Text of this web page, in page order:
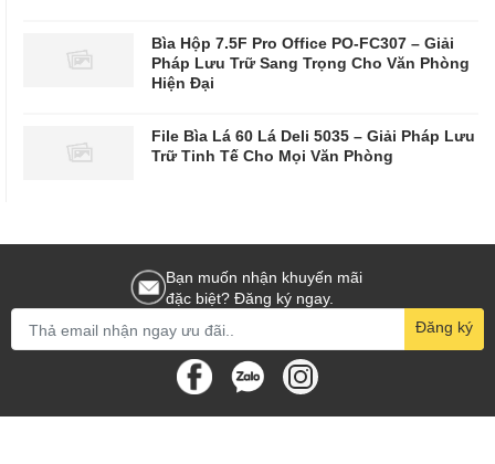
Bìa Hộp 7.5F Pro Office PO-FC307 – Giải
Pháp Lưu Trữ Sang Trọng Cho Văn Phòng
Hiện Đại
File Bìa Lá 60 Lá Deli 5035 – Giải Pháp Lưu
Trữ Tinh Tế Cho Mọi Văn Phòng
Bạn muốn nhận khuyến mãi
đặc biệt? Đăng ký ngay.
Đăng ký